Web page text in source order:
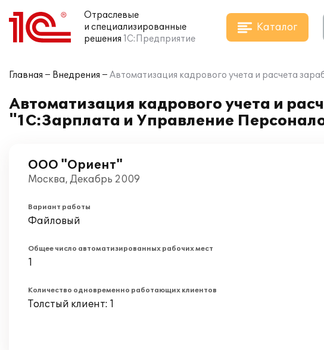
Отраслевые
и специализированные
решения 1С:Предприятие
Каталог
Главная Внедрения Автоматизация кадрового учета и расчета
Автоматизация кадрового учета и
"1С:Зарплата и Управление
ООО "Ориент"
Москва, Декабрь 2009
Вариант работы
Файловый
Общее число автоматизированных рабочих мест
1
Количество одновременно работающих клиентов
Толстый клиент: 1